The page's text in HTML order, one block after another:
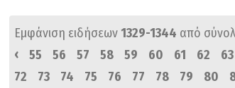
Εμφάνιση ειδήσεων1329-1344 από
‹
55 56 57 58 59 60 61 62 63
72
73 74 75 76 77 78 79 80